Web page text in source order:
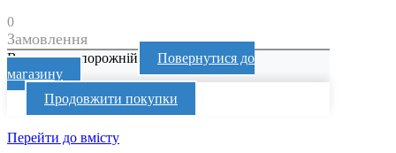
0
Замовлення
Ваш кошик порожній
Повернутися до
магазину
Продовжити покупки
Перейти до вмісту